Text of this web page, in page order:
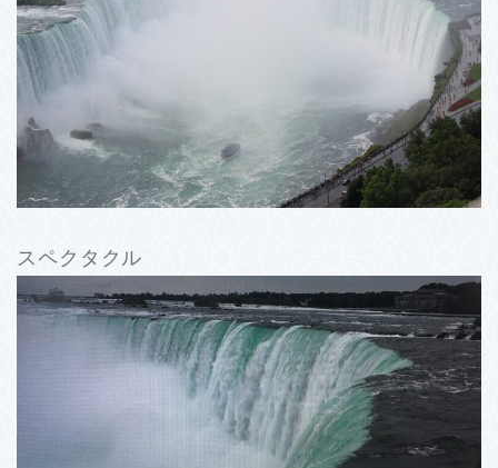
スペクタクル